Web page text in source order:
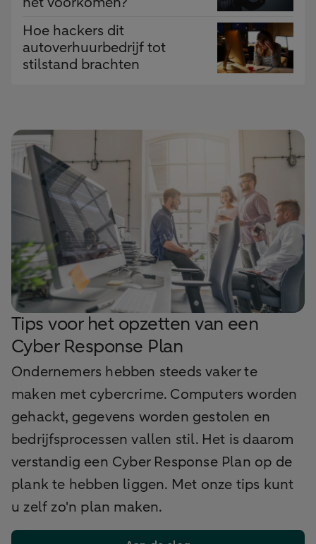
Hoe hackers dit
autoverhuurbedrijf tot
stilstand brachten
Tips voor het opzetten van een
Cyber Response Plan
Ondernemers hebben steeds vaker te
maken met cybercrime. Computers worden
gehackt, gegevens worden gestolen en
bedrijfsprocessen vallen stil. Het is daarom
verstandig een Cyber Response Plan op de
plank te hebben liggen. Met onze tips kunt
u zelf zo'n plan maken.